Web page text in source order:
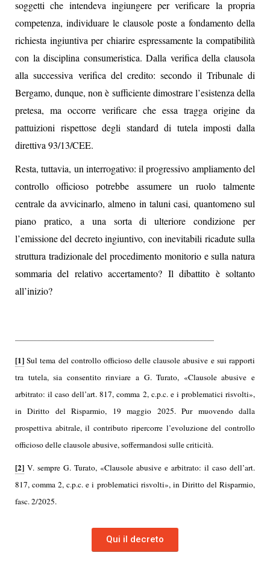
soggetti che intendeva ingiungere per verificare la propria
competenza, individuare le clausole poste a fondamento della
richiesta ingiuntiva per chiarire espressamente la compatibilità
con la disciplina consumeristica. Dalla verifica della clausola
alla successiva verifica del credito: secondo il Tribunale di
Bergamo, dunque, non è sufficiente dimostrare l’esistenza della
pretesa, ma occorre verificare che essa tragga origine da
pattuizioni rispettose degli standard di tutela imposti dalla
direttiva 93/13/CEE.
Resta, tuttavia, un interrogativo: il progressivo ampliamento del
controllo officioso potrebbe assumere un ruolo talmente
centrale da avvicinarlo, almeno in taluni casi, quantomeno sul
piano pratico, a una sorta di ulteriore condizione per
l’emissione del decreto ingiuntivo, con inevitabili ricadute sulla
struttura tradizionale del procedimento monitorio e sulla natura
sommaria del relativo accertamento? Il dibattito è soltanto
all’inizio?
[1] Sul tema del controllo officioso delle clausole abusive e sui rapporti
tra tutela, sia consentito rinviare a G. Turato, «Clausole abusive e
arbitrato: il caso dell’art. 817, comma 2, c.p.c. e i problematici risvolti»,
in Diritto del Risparmio, 19 maggio 2025. Pur muovendo dalla
prospettiva abitrale, il contributo ripercorre l’evoluzione del controllo
officioso delle clausole abusive, soffermandosi sulle criticità.
[2] V. sempre G. Turato, «Clausole abusive e arbitrato: il caso dell’art.
817, comma 2, c.p.c. e i problematici risvolti», in Diritto del Risparmio,
fasc. 2/2025.
Qui il decreto